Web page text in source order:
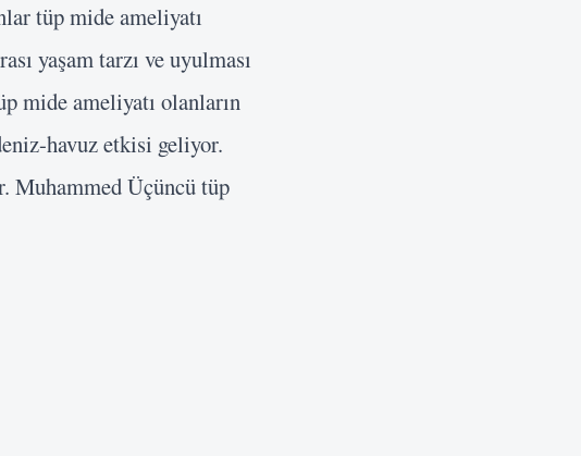
tüp mide ameliyatı
yaşam tarzı ve uyulması
mide ameliyatı olanların
havuz etkisi geliyor.
Muhammed Üçüncü tüp